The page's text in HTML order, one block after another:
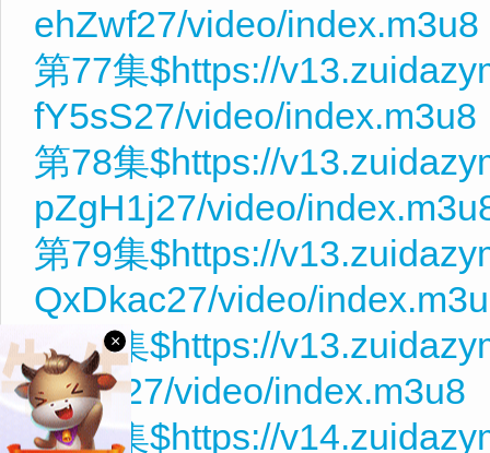
ehZwf27/video/index.m3u8
第77集$https://
fY5sS27/video/index.m3u8
第78集$https://
pZgH1j27/video/
第79集$https://
QxDkac27/video/
第80集$https://
mQi027/video/index.m3u8
第81集$https://
×